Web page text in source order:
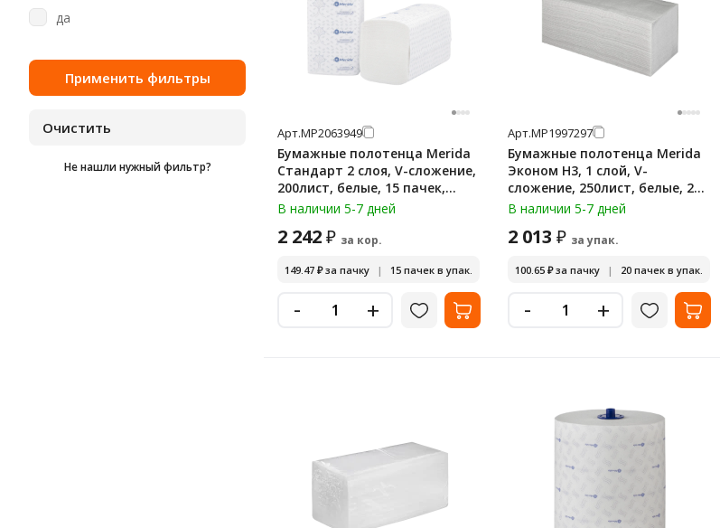
Любаша
Терес
Экономика Проф
да
Не нашли нужный фильтр?
Арт.МР2063949
Бумажные полотенца Merida
Стандарт 2 слоя, V-сложение,
200лист, белые, 15 пачек,
BP1408
В наличии 5-7 дней
2 242₽ за кор.
149.47 ₽за пачку | 15 пачек в упак.
- +
Арт.МР1997297
Бумажные полотенца Merida
Эконом H3, 1 слой, V-
сложение, 250лист, белые, 20
пачек, БПС01
В наличии 5-7 дней
2 013 ₽ за упак.
100.65 ₽за пачку | 20 пачек в упак.
- +